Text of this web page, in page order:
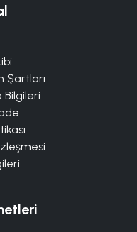
Şartları
Bilgileri